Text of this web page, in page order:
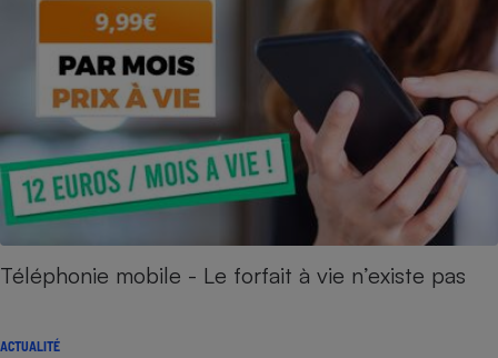
Téléphonie mobile - Le forfait à vie n’existe pas
ACTUALITÉ